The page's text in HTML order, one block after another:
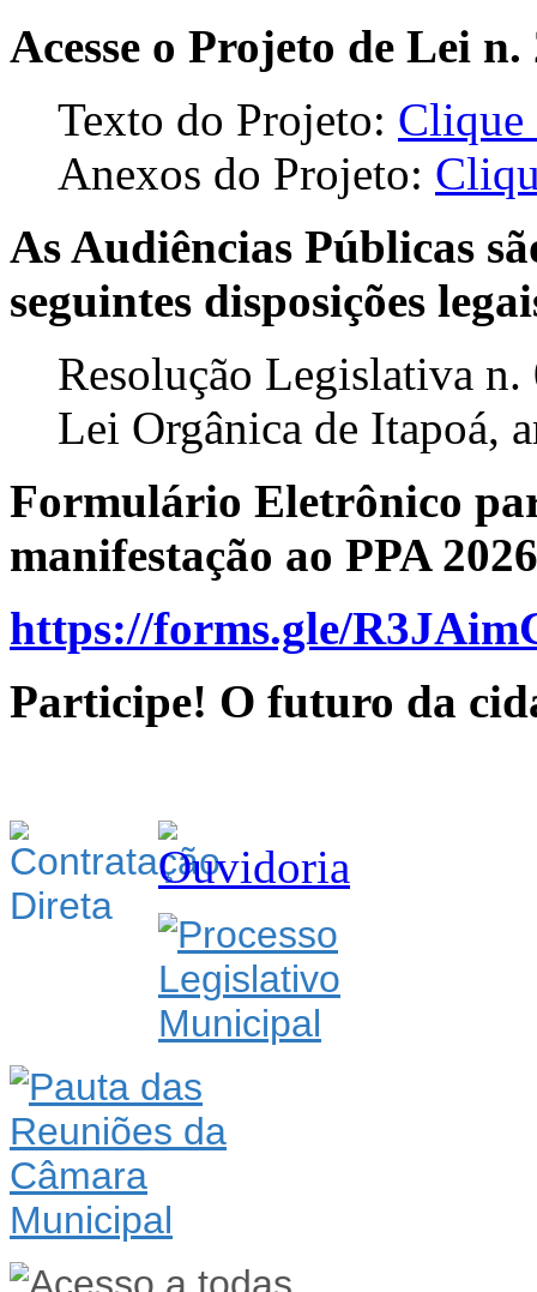
Acesse o Projeto de Lei
Texto do Projeto: Clique
Anexos do Projeto:
As Audiências Públicas
seguintes disposições
Resolução Legislativa
Lei Orgânica de Itapoá,
Formulário Eletrônico
manifestação ao PPA
https://forms.gle/
Participe! O futuro da